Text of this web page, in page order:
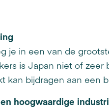
je in een van de
is Japan niet of
kan bijdragen aan een
hoogwaardige